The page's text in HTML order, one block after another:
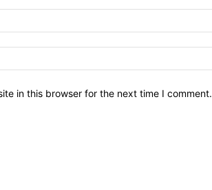
in this browser for the next time I comment.